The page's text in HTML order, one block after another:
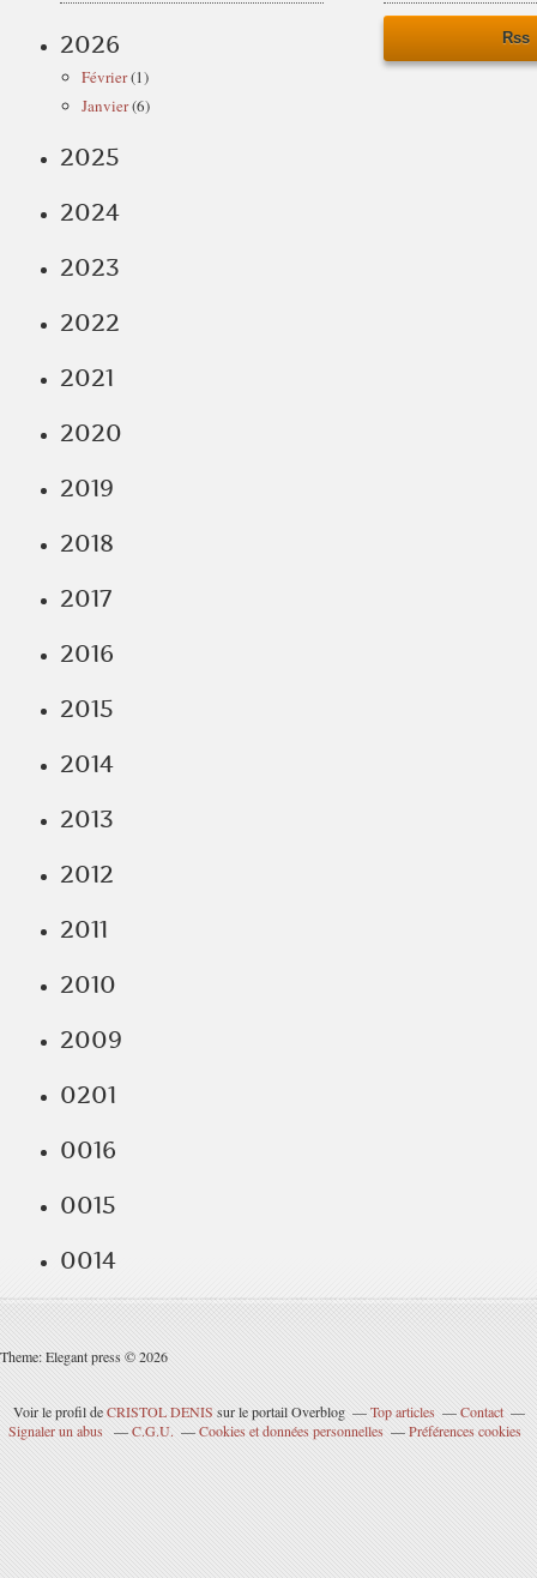
2026
Février(1)
Janvier(6)
2025
2024
2023
2022
2021
2020
2019
2018
2017
2016
2015
2014
2013
2012
2011
2010
2009
0201
0016
0015
0014
Rss
Theme: Elegant press © 2026
Voir le profil deCRISTOL DENIS sur le portail Overblog Top articles
Contact
Signaler un abus
C.G.U. Cookies et données personnelles Préférences cookies